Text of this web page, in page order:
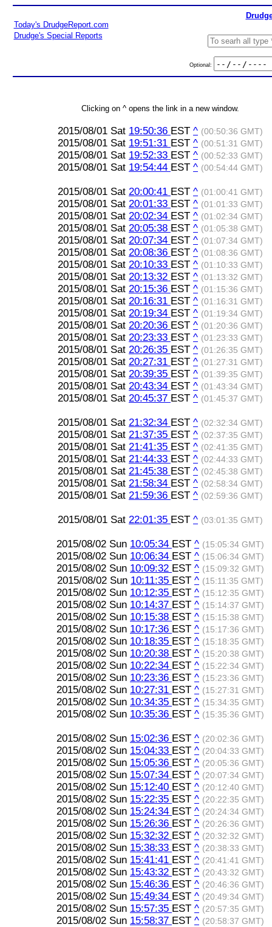
Today's DrudgeReport.com
Drudge's Special Reports
Optional:
Clicking on ^ opens the link in a new window.
2015/08/01 Sat 19:50:36 EST ^ (00:50:36 GMT)
2015/08/01 Sat 19:51:31 EST ^ (00:51:31 GMT)
2015/08/01 Sat 19:52:33 EST ^ (00:52:33 GMT)
2015/08/01 Sat 19:54:44 EST ^ (00:54:44 GMT)
2015/08/01 Sat 20:00:41 EST ^ (01:00:41 GMT)
2015/08/01 Sat 20:01:33 EST ^ (01:01:33 GMT)
2015/08/01 Sat 20:02:34 EST ^ (01:02:34 GMT)
2015/08/01 Sat 20:05:38 EST ^ (01:05:38 GMT)
2015/08/01 Sat 20:07:34 EST ^ (01:07:34 GMT)
2015/08/01 Sat 20:08:36 EST ^ (01:08:36 GMT)
2015/08/01 Sat 20:10:33 EST ^ (01:10:33 GMT)
2015/08/01 Sat 20:13:32 EST ^ (01:13:32 GMT)
2015/08/01 Sat 20:15:36 EST ^ (01:15:36 GMT)
2015/08/01 Sat 20:16:31 EST ^ (01:16:31 GMT)
2015/08/01 Sat 20:19:34 EST ^ (01:19:34 GMT)
2015/08/01 Sat 20:20:36 EST ^ (01:20:36 GMT)
2015/08/01 Sat 20:23:33 EST ^ (01:23:33 GMT)
2015/08/01 Sat 20:26:35 EST ^ (01:26:35 GMT)
2015/08/01 Sat 20:27:31 EST ^ (01:27:31 GMT)
2015/08/01 Sat 20:39:35 EST ^ (01:39:35 GMT)
2015/08/01 Sat 20:43:34 EST ^ (01:43:34 GMT)
2015/08/01 Sat 20:45:37 EST ^ (01:45:37 GMT)
2015/08/01 Sat 21:32:34 EST ^ (02:32:34 GMT)
2015/08/01 Sat 21:37:35 EST ^ (02:37:35 GMT)
2015/08/01 Sat 21:41:35 EST ^ (02:41:35 GMT)
2015/08/01 Sat 21:44:33 EST ^ (02:44:33 GMT)
2015/08/01 Sat 21:45:38 EST ^ (02:45:38 GMT)
2015/08/01 Sat 21:58:34 EST ^ (02:58:34 GMT)
2015/08/01 Sat 21:59:36 EST ^ (02:59:36 GMT)
2015/08/01 Sat 22:01:35 EST ^ (03:01:35 GMT)
2015/08/02 Sun 10:05:34 EST ^ (15:05:34 GMT)
2015/08/02 Sun 10:06:34 EST ^ (15:06:34 GMT)
2015/08/02 Sun 10:09:32 EST ^ (15:09:32 GMT)
2015/08/02 Sun 10:11:35 EST ^ (15:11:35 GMT)
2015/08/02 Sun 10:12:35 EST ^ (15:12:35 GMT)
2015/08/02 Sun 10:14:37 EST ^ (15:14:37 GMT)
2015/08/02 Sun 10:15:38 EST ^ (15:15:38 GMT)
2015/08/02 Sun 10:17:36 EST ^ (15:17:36 GMT)
2015/08/02 Sun 10:18:35 EST ^ (15:18:35 GMT)
2015/08/02 Sun 10:20:38 EST ^ (15:20:38 GMT)
2015/08/02 Sun 10:22:34 EST ^ (15:22:34 GMT)
2015/08/02 Sun 10:23:36 EST ^ (15:23:36 GMT)
2015/08/02 Sun 10:27:31 EST ^ (15:27:31 GMT)
2015/08/02 Sun 10:34:35 EST ^ (15:34:35 GMT)
2015/08/02 Sun 10:35:36 EST ^ (15:35:36 GMT)
2015/08/02 Sun 15:02:36 EST ^ (20:02:36 GMT)
2015/08/02 Sun 15:04:33 EST ^ (20:04:33 GMT)
2015/08/02 Sun 15:05:36 EST ^ (20:05:36 GMT)
2015/08/02 Sun 15:07:34 EST ^ (20:07:34 GMT)
2015/08/02 Sun 15:12:40 EST ^ (20:12:40 GMT)
2015/08/02 Sun 15:22:35 EST ^ (20:22:35 GMT)
2015/08/02 Sun 15:24:34 EST ^ (20:24:34 GMT)
2015/08/02 Sun 15:26:36 EST ^ (20:26:36 GMT)
2015/08/02 Sun 15:32:32 EST ^ (20:32:32 GMT)
2015/08/02 Sun 15:38:33 EST ^ (20:38:33 GMT)
2015/08/02 Sun 15:41:41 EST ^ (20:41:41 GMT)
2015/08/02 Sun 15:43:32 EST ^ (20:43:32 GMT)
2015/08/02 Sun 15:46:36 EST ^ (20:46:36 GMT)
2015/08/02 Sun 15:49:34 EST ^ (20:49:34 GMT)
2015/08/02 Sun 15:57:35 EST ^ (20:57:35 GMT)
2015/08/02 Sun 15:58:37 EST ^ (20:58:37 GMT)